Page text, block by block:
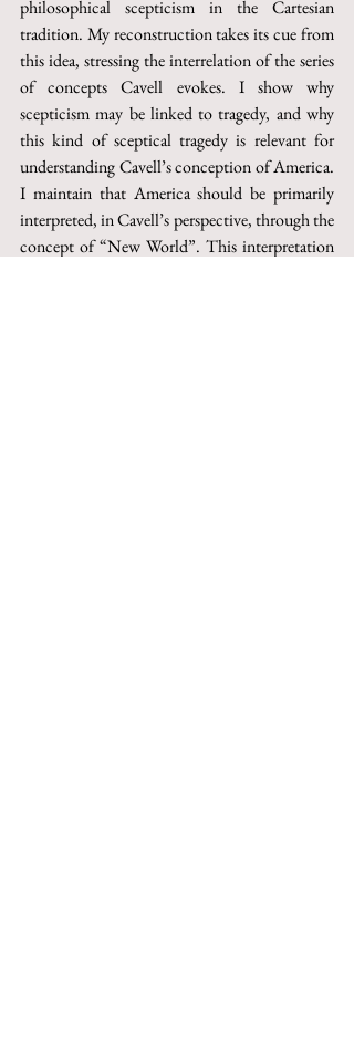
philosophical scepticism in the Cartesian
tradition. My reconstruction takes its cue from
this idea, stressing the interrelation of the series
of concepts Cavell evokes. I show why
scepticism may be linked to tragedy, and why
this kind of sceptical tragedy is relevant for
understanding Cavell’s conception of America.
I maintain that America should be primarily
interpreted, in Cavell’s perspective, through the
concept of “New World”. This interpretation